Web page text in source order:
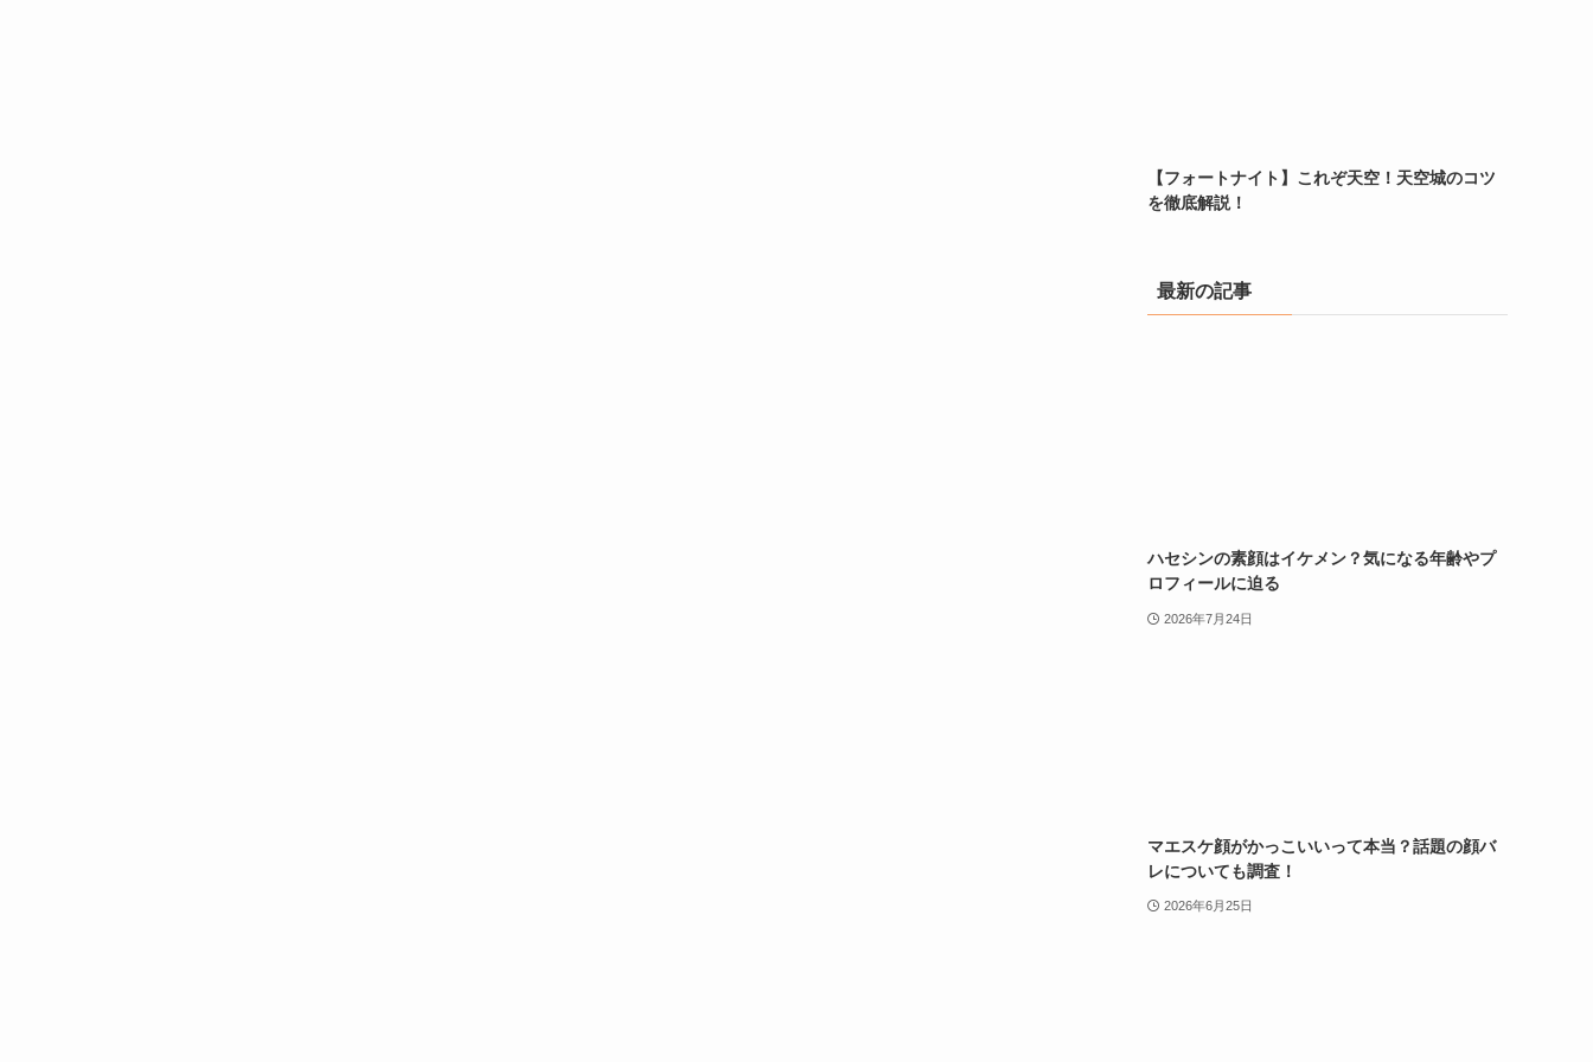
【フォートナイト】これぞ天空！天空城のコツ
を徹底解説！
最新の記事
ハセシンの素顔はイケメン？気になる年齢やプ
ロフィールに迫る
2026年7月24日
マエスケ顔がかっこいいって本当？話題の顔バ
レについても調査！
2026年6月25日